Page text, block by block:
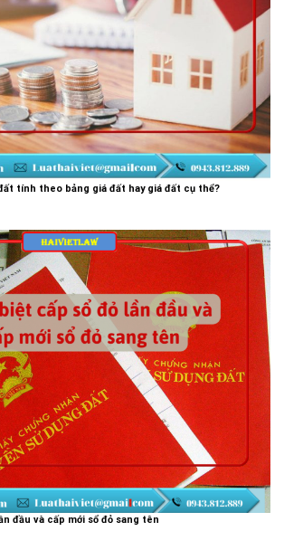
tính theo bảng giá đất hay giá đất cụ thể?
đầu và cấp mới sổ đỏ sang tên